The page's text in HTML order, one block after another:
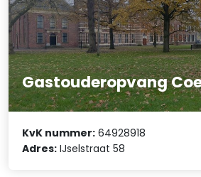
Gastouderopvang
KvK nummer: 64928918
Adres: IJselstraat 58